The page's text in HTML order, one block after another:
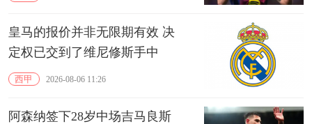
皇马的报价并非无限期有效 决
定权已交到了维尼修斯手中
西甲 2026-08-06 11:26
阿森纳签下28岁中场吉马良斯